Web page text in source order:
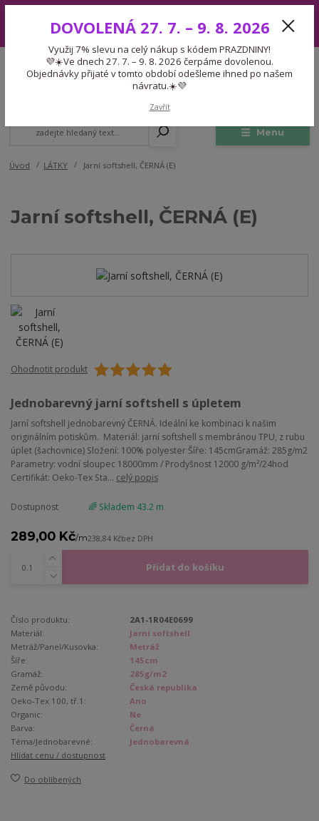
7. – 9. 8. 2026 čerpáme dovolenou. Objednávky přijaté v tomto období
odešleme ihned po našem návratu.☀️💜
Menu
CZK
Expedice 775 866 913
Po-Čt 9-15:30 Pá 9-14:30 Pauza 13-13:45
Úvod LÁTKY Jarní softshell, ČERNÁ (E)
Jarní softshell, ČERNÁ (E)
Ohodnotit produkt
Jednobarevný jarní softshell s úpletem
Jarní softshell jednobarevný ČERNÁ. Ideální ke kombinaci k našim
originálním potiskům. Materiál: jarní softshell s membránou TPU, z rubu
úplet (šachovnice) Složení: 100% polyester Šíře: 145cmGramáž: 285g/m2
Parametry: vodní sloupec 18000mm / Prodyšnost 12000 g/m²/24hod
Certifikát: Oeko-Tex Sta... celý popis
Dostupnost 🌈 Skladem 43.2 m
289,00 Kč/m238,84 Kčbez DPH
Přidat do košíku
Číslo produktu:
2A1-1R04E0699
Materiál:
Jarní softshell
Metráž/Panel/Kusovka:
Metráž
Šíře:
145cm
Gramáž:
285g/m2
Země původu:
Česká republika
Oeko-Tex 100, tř.1:
Ano
Organic:
Ne
Barva:
Černá
Téma/Jednobarevné:
Jednobarevná
Hlídat cenu / dostupnost
Do oblíbených
DOVOLENÁ 27. 7. – 9. 8. 2026
Využij 7% slevu na celý nákup s kódem PRAZDNINY!
💜☀️Ve dnech 27. 7. – 9. 8. 2026 čerpáme dovolenou.
Objednávky přijaté v tomto období odešleme ihned po našem
návratu.☀️💜
Zavřít